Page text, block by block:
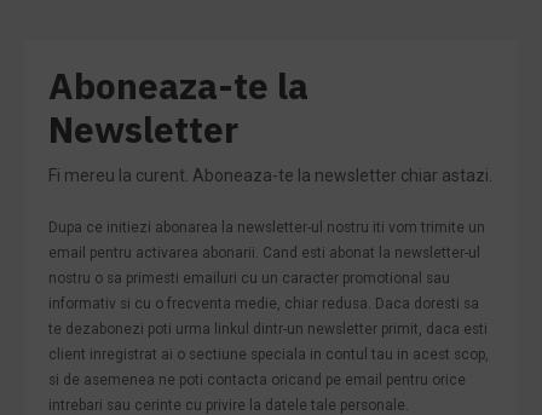
Aboneaza-te la
Newsletter
Fi mereu la curent. Aboneaza-te la newsletter chiar astazi.
Dupa ce initiezi abonarea la newsletter-ul nostru iti vom trimite un
email pentru activarea abonarii. Cand esti abonat la newsletter-ul
nostru o sa primesti emailuri cu un caracter promotional sau
informativ si cu o frecventa medie, chiar redusa. Daca doresti sa
te dezabonezi poti urma linkul dintr-un newsletter primit, daca esti
client inregistrat ai o sectiune speciala in contul tau in acest scop,
si de asemenea ne poti contacta oricand pe email pentru orice
intrebari sau cerinte cu privire la datele tale personale.